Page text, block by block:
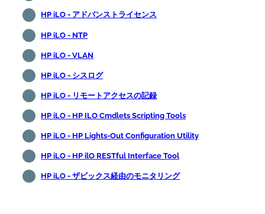
HP iLO - アドバンストライセンス
HP iLO - NTP
HP iLO - VLAN
HP iLO - シスログ
HP iLO - リモートアクセスの記録
HP iLO - HP ILO Cmdlets Scripting Tools
HP iLO - HP Lights-Out Configuration Utility
HP iLO - HP ilO RESTful Interface Tool
HP iLO - ザビックス経由のモニタリング